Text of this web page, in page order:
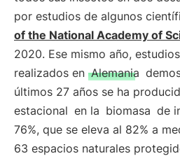
por estudios de algunos
of the National Academy of
2020. Ese mismo año,
realizados en Alemania
últimos 27 años se ha
estacional en la biomasa de
76%, que se eleva al 82% a
63 espacios naturales